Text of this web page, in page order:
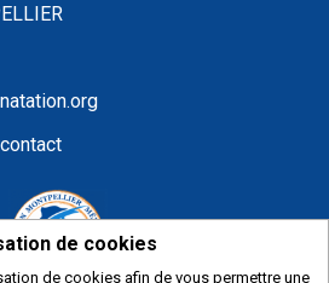
de cookies
de cookies afin de vous permettre une